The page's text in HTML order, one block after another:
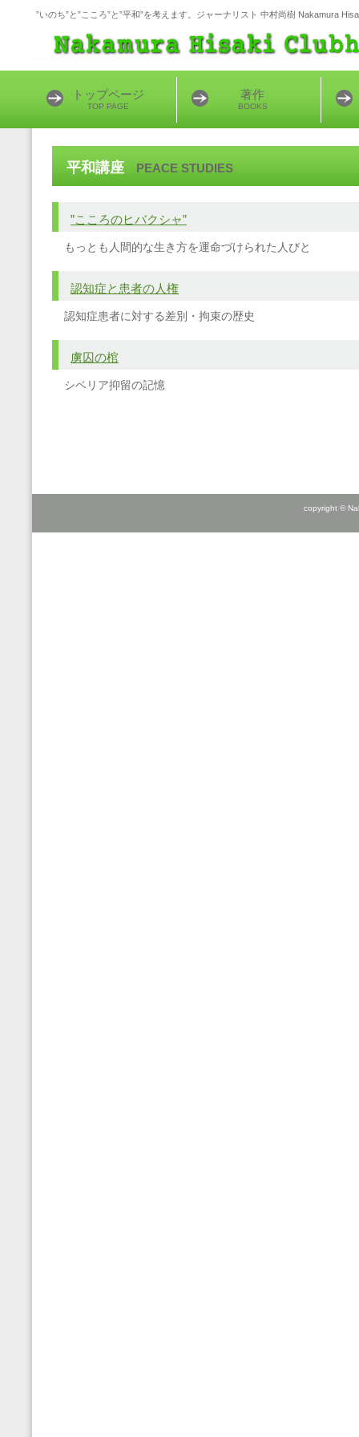
”いのち”と”こころ”と”平和”を考えます。ジャーナリスト 中村尚樹 Nakamura
平和講座 PEACE STUDIES
”こころのヒバクシャ”
もっとも人間的な生き方を運命づけられた人びと
認知症と患者の人権
認知症患者に対する差別・拘束の歴史
虜囚の棺
シベリア抑留の記憶
トップページ
TOP PAGE
著作
BOOKS
copyright ©